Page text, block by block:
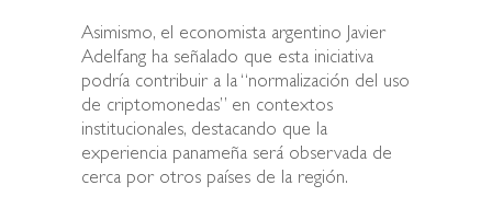
Asimismo, el economista argentino Javier
Adelfang ha señalado que esta iniciativa
podría contribuir a la “normalización del uso
de criptomonedas” en contextos
institucionales, destacando que la
experiencia panameña será observada de
cerca por otros países de la región.